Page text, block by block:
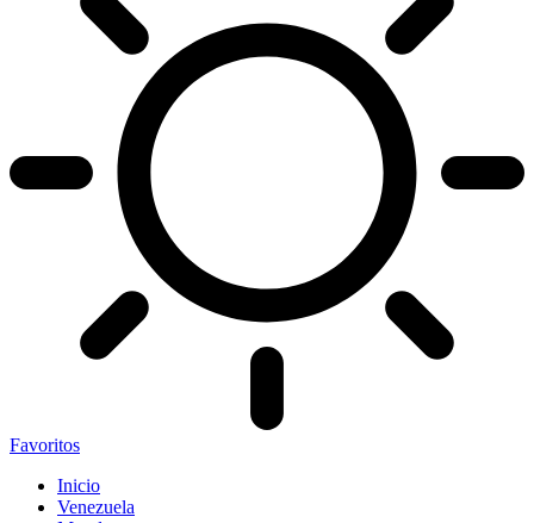
Favoritos
Inicio
Venezuela